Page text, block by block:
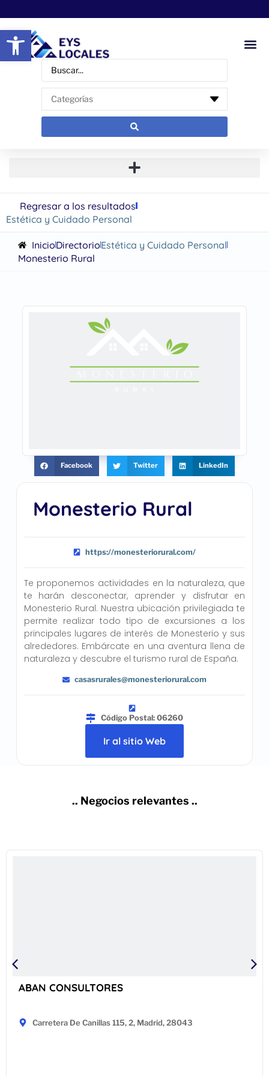
Abrir barra de herramientas
Regresar a los resultados
Estética y Cuidado Personal
InicioDirectorioEstética y Cuidado Personal
Monesterio Rural
Monesterio Rural
https://monesteriorural.com/
Te proponemos actividades en la naturaleza, que
te harán desconectar, aprender y disfrutar en
Monesterio Rural. Nuestra ubicación privilegiada te
permite realizar todo tipo de excursiones a los
principales lugares de interés de Monesterio y sus
alrededores. Embárcate en una aventura llena de
naturaleza y descubre el turismo rural de España.
casasrurales@monesteriorural.com
Código Postal: 06260
Ir al sitio Web
Facebook Twitter LinkedIn
.. Negocios relevantes ..
ABAN CONSULTORES
Carretera De Canillas 115, 2, Madrid, 28043